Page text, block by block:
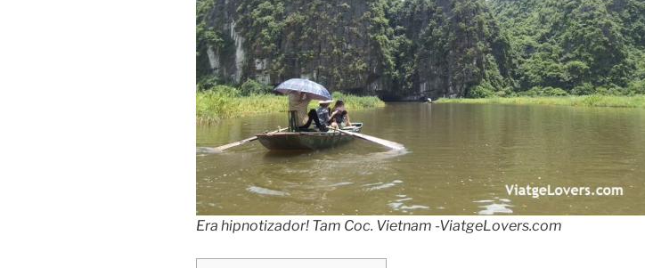
Era hipnotizador! Tam Coc. Vietnam -ViatgeLovers.com